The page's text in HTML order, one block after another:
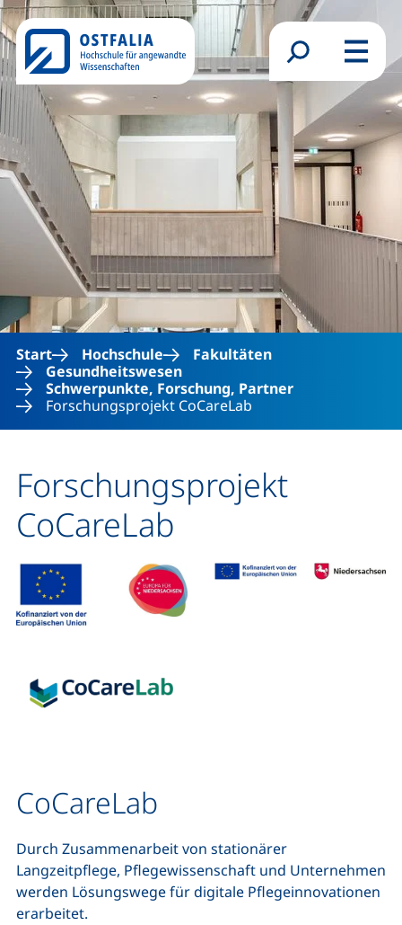
Direkt zum Inhalt
Suchformular
Menü
Start Hochschule
Fakultäten
Gesundheitswesen
Schwerpunkte, Forschung, Partner
Forschungsprojekt CoCareLab
Forschungsprojekt
CoCareLab
CoCareLab
Durch Zusammenarbeit von stationärer
Langzeitpflege, Pflegewissenschaft und Unternehmen
werden Lösungswege für digitale Pflegeinnovationen
erarbeitet.